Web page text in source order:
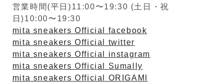
営業時間(平日)11:00〜19:30 (土日・祝
日)10:00〜19:30
mita sneakers Official facebook
mita sneakers Official twitter
mita sneakers Official instagram
mita sneakers Official Sumally
mita sneakers Official ORIGAMI